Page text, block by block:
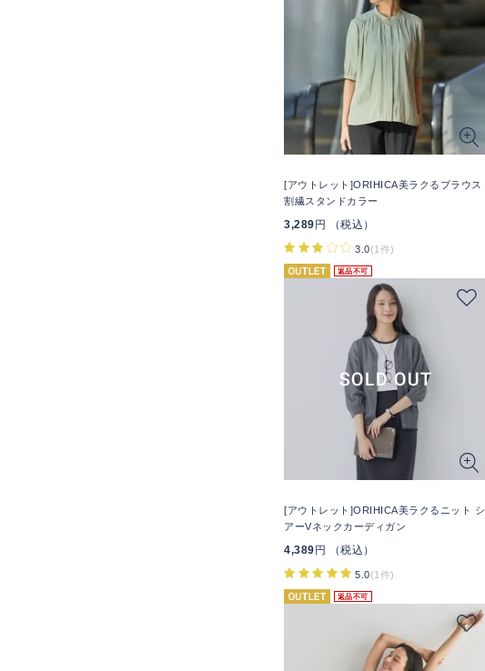
[アウトレット]ORIHICA美ラクるブラウス
割繊スタンドカラー
3,289 円 （税込）
3.0(1件)
返品不可
[アウトレット]ORIHICA美ラクるニット シ
アーVネックカーディガン
4,389 円 （税込）
5.0(1件)
返品不可